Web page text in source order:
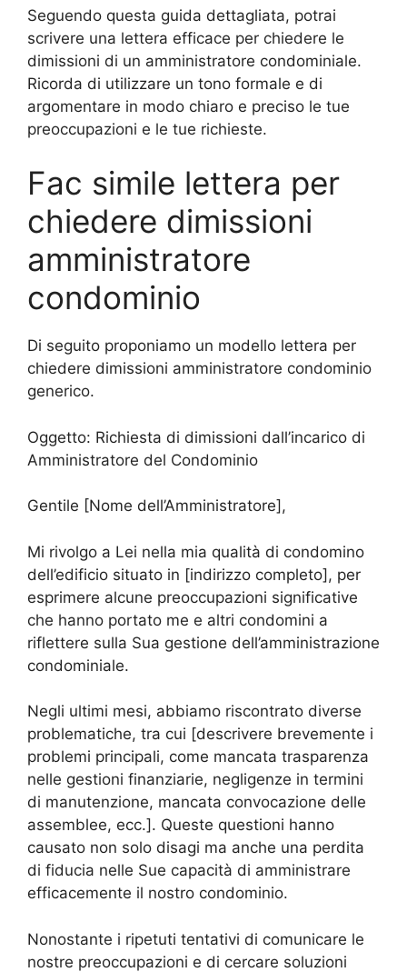
Seguendo questa guida dettagliata, potrai
scrivere una lettera efficace per chiedere le
dimissioni di un amministratore condominiale.
Ricorda di utilizzare un tono formale e di
argomentare in modo chiaro e preciso le tue
preoccupazioni e le tue richieste.
Fac simile lettera per
chiedere dimissioni
amministratore
condominio
Di seguito proponiamo un modello lettera per
chiedere dimissioni amministratore condominio
generico.
Oggetto: Richiesta di dimissioni dall’incarico di
Amministratore del Condominio
Gentile [Nome dell’Amministratore],
Mi rivolgo a Lei nella mia qualità di condomino
dell’edificio situato in [indirizzo completo], per
esprimere alcune preoccupazioni significative
che hanno portato me e altri condomini a
riflettere sulla Sua gestione dell’amministrazione
condominiale.
Negli ultimi mesi, abbiamo riscontrato diverse
problematiche, tra cui [descrivere brevemente i
problemi principali, come mancata trasparenza
nelle gestioni finanziarie, negligenze in termini
di manutenzione, mancata convocazione delle
assemblee, ecc.]. Queste questioni hanno
causato non solo disagi ma anche una perdita
di fiducia nelle Sue capacità di amministrare
efficacemente il nostro condominio.
Nonostante i ripetuti tentativi di comunicare le
nostre preoccupazioni e di cercare soluzioni